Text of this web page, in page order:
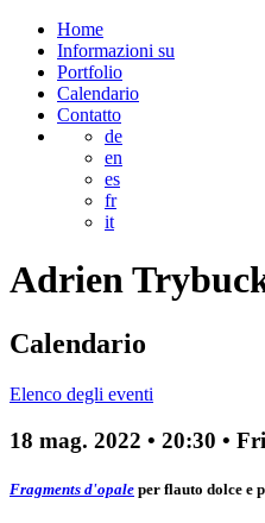
Home
Informazioni su
Portfolio
Calendario
Contatto
de
en
es
fr
it
Adrien
Calendario
Elenco degli eventi
18 mag. 2022 • 20:30 •
Fragments d'opale per flauto dolce e